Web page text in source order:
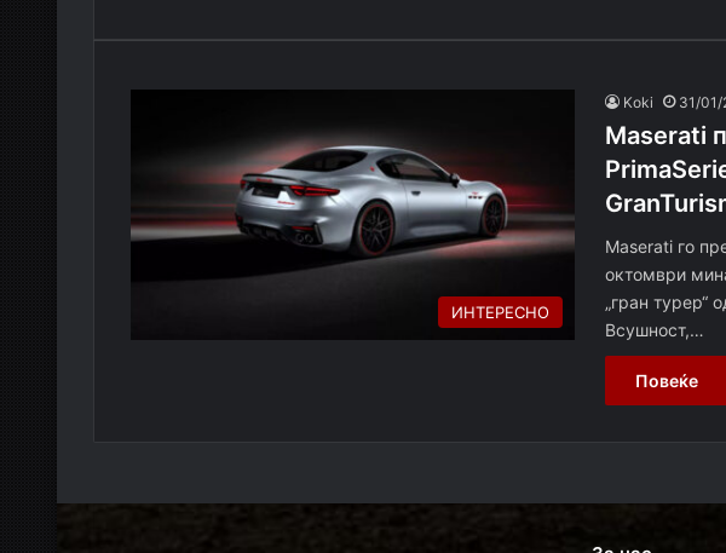
ИНТЕРЕСНО
Koki 31/
Maserati
Maserati го
октомври
„гран турер“
Всушност,…
Повеќе